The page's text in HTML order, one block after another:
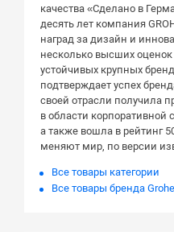
качества «Сделано в
десять лет компания
наград за дизайн и
несколько высших
устойчивых крупных
подтверждает успех
своей отрасли получила
в области корпоративной
а также вошла в рейтинг
меняют мир, по версии
Все товары категории
Все товары бренда Grohe